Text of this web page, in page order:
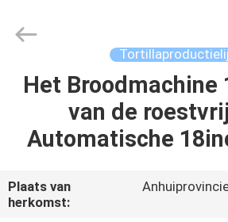
THUIS
PRODUCTEN
VIDEO'S
Het Broodmachine
van de
Automatische
Plaats van
herkomst: